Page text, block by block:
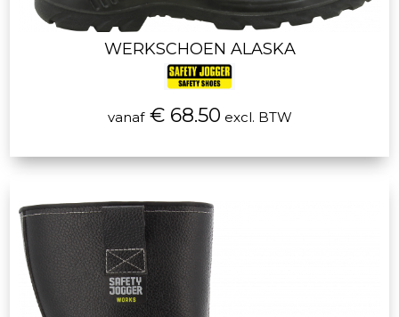
WERKSCHOEN ALASKA
vanaf€ 68.50 excl. BTW